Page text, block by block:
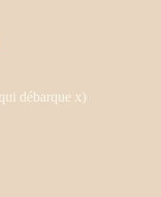
débarque x)